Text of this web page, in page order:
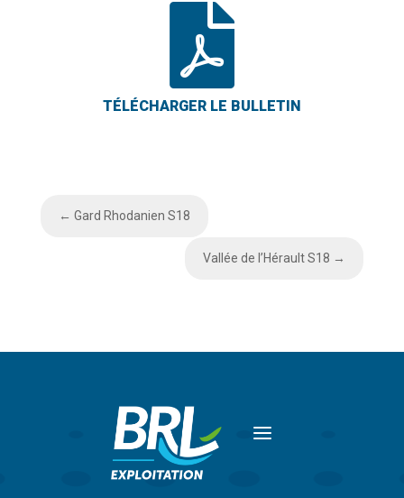

← Gard Rhodanien S18
Vallée de l’Hérault S18 →
a